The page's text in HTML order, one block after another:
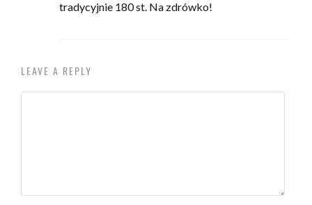
tradycyjnie 180 st. Na zdrówko!
LEAVE A REPLY